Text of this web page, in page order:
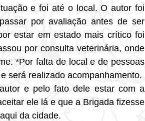
e foi até o local. O autor foi
por avaliação antes de ser
estar em estado mais crítico foi
por consulta veterinária, onde
*Por falta de local e de pessoas
será realizado acompanhamento.
e pelo fato dele estar com a
ele lá e que a Brigada fizesse
da cidade.